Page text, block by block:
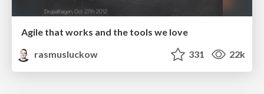
Agile that works and the tools we love
rasmusluckow
331 22k